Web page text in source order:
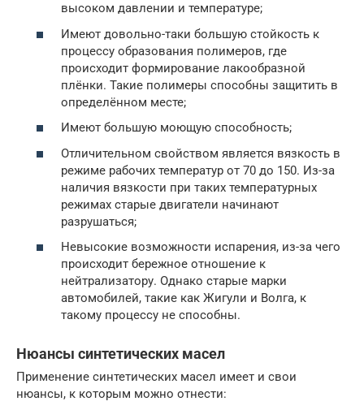
высоком давлении и температуре;
Имеют довольно-таки большую стойкость к
процессу образования полимеров, где
происходит формирование лакообразной
плёнки. Такие полимеры способны защитить в
определённом месте;
Имеют большую моющую способность;
Отличительном свойством является вязкость в
режиме рабочих температур от 70 до 150. Из-за
наличия вязкости при таких температурных
режимах старые двигатели начинают
разрушаться;
Невысокие возможности испарения, из-за чего
происходит бережное отношение к
нейтрализатору. Однако старые марки
автомобилей, такие как Жигули и Волга, к
такому процессу не способны.
Нюансы синтетических масел
Применение синтетических масел имеет и свои
нюансы, к которым можно отнести: